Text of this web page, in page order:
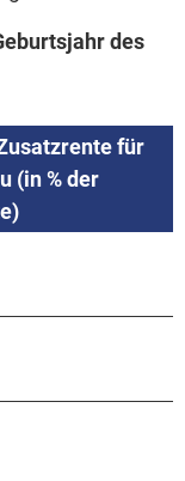
des
für
(in % der